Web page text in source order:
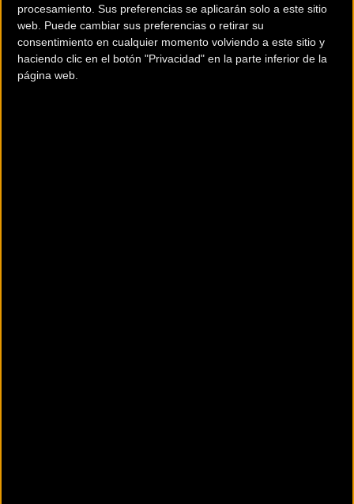
procesamiento. Sus preferencias se aplicarán solo a este sitio
web. Puede cambiar sus preferencias o retirar su
consentimiento en cualquier momento volviendo a este sitio y
haciendo clic en el botón "Privacidad" en la parte inferior de la
página web.
Comercios Bz Premium
ESCAPA BARCELONA NORD